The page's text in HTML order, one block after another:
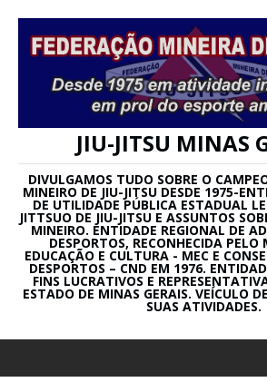
JIU-JITSU MINAS
DIVULGAMOS TUDO SOBRE O
MINEIRO DE JIU-JITSU DESDE 1975-
DE UTILIDADE PÚBLICA ESTADUAL
JITTSUO DE JIU-JITSU E ASSUNTOS
MINEIRO. ENTIDADE REGIONAL DE
DESPORTOS, RECONHECIDA
EDUCAÇÃO E CULTURA - MEC E
DESPORTOS – CND EM 1976.
FINS LUCRATIVOS E
ESTADO DE MINAS GERAIS. VEÍCULO
SUAS ATIVIDADES.